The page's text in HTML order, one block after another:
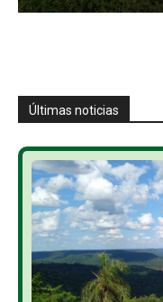
Últimas noticias